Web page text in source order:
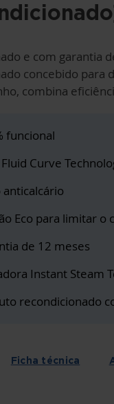
e com garantia
concebido
combina
funcional
Curve
anticalcário
Eco para limitar o
de 12 meses
Instant Steam
recondicionado
Ficha técnica